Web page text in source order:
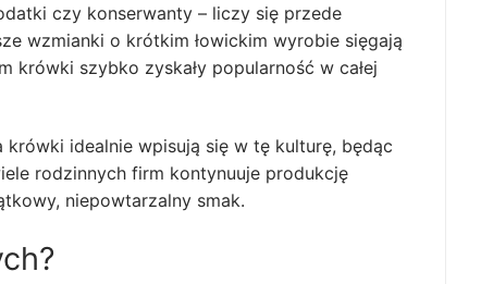
czy konserwanty – liczy się przede
wzmianki o krótkim łowickim wyrobie sięgają
krówki szybko zyskały popularność w całej
idealnie wpisują się w tę kulturę, będąc
rodzinnych firm kontynuuje produkcję
niepowtarzalny smak.